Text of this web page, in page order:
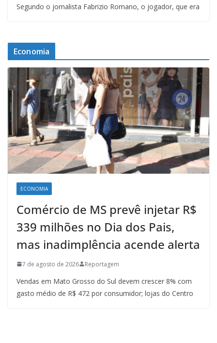
Segundo o jornalista Fabrizio Romano, o jogador, que era
Economia
ECONOMIA
Comércio de MS prevê injetar R$
339 milhões no Dia dos Pais,
mas inadimplência acende alerta
7 de agosto de 2026 Reportagem
Vendas em Mato Grosso do Sul devem crescer 8% com
gasto médio de R$ 472 por consumidor; lojas do Centro